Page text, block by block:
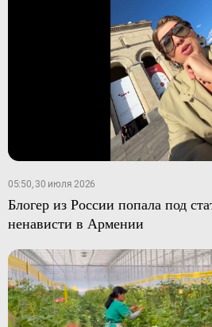
05:50, 30 июля 2026
Блогер из России попала под
ненависти в Армении